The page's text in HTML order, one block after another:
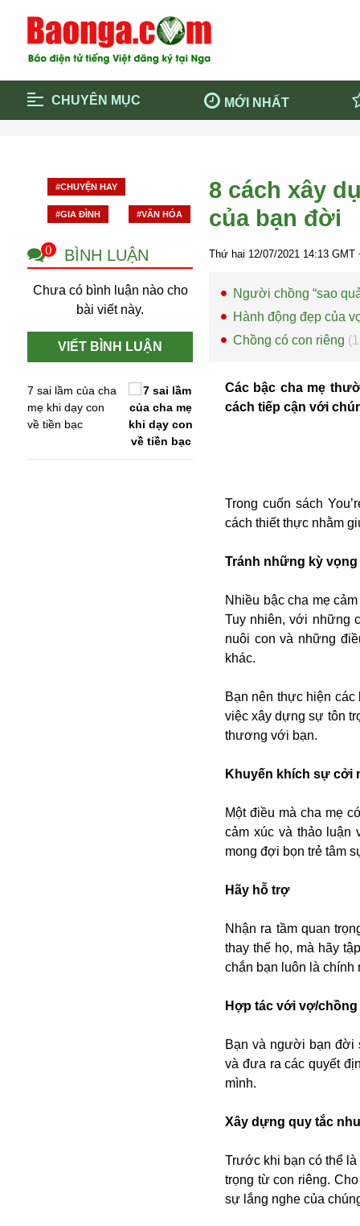
CHUYÊN MỤC MỚI NHẤT
Cộng đồng
Thông
Cuộc sống quanh ta
Khám
Quảng cáo
#CHUYỆN HAY
#GIA ĐÌNH #VĂN HÓA
0 BÌNH LUẬN
Chưa có bình luận nào cho
bài viết này.
VIẾT BÌNH LUẬN
7 sai lầm của cha
mẹ khi dạy con
về tiền bạc
8 cách xây
của bạn đời
Thứ hai 12/07/2021 14:13 GMT
Người chồng “sao
Hành động đẹp của
Chồng có con riêng
Các bậc cha mẹ
cách tiếp cận với
Trong cuốn sách
cách thiết thực nhằm
Tránh những kỳ
Nhiều bậc cha mẹ
Tuy nhiên, với những
nuôi con và những
khác.
Bạn nên thực hiện
việc xây dựng sự tôn
thương với bạn.
Khuyến khích sự cởi
Một điều mà cha mẹ
cảm xúc và thảo luận
mong đợi bọn trẻ tâm
Hãy hỗ trợ
Nhận ra tầm quan
thay thế họ, mà hãy
chắn bạn luôn là chính
Hợp tác với vợ/chồng
Bạn và người bạn đời
và đưa ra các quyết
mình.
Xây dựng quy tắc
Trước khi bạn có thể
trọng từ con riêng.
sự lắng nghe của